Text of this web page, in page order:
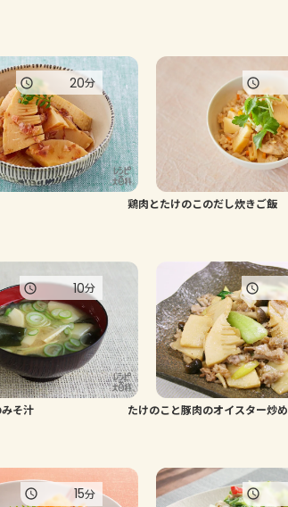
20分
鶏肉とたけのこのだし炊きご飯
そ汁
10分
たけのこと豚肉のオイスター炒め
15分